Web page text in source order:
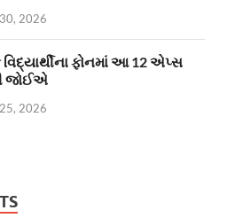
2026
વિદ્યાર્થીના ફોનમાં આ 12 એપ્સ
જોઈએ
2026